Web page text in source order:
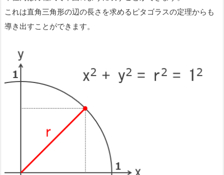
これは直角三角形の辺の長さを求めるピタゴラスの定理からも
導き出すことができます。